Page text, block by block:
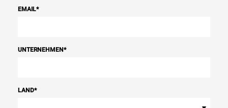
EMAIL*
UNTERNEHMEN*
LAND*